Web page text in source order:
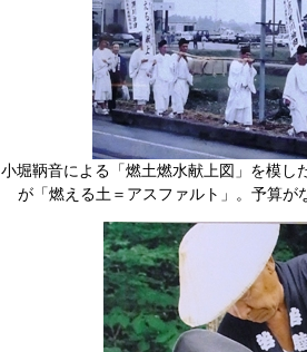
小堀鞆音による「燃土燃水献上図」を模
が「燃える土＝アスファルト」。予算が